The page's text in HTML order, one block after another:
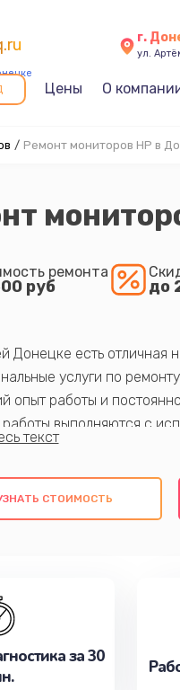
г.
ул.
Цены О
/ Ремонт мониторов HP в
ремонта
руб до
Донецке есть отличная
услуги по
опыт работы и
выполняются с
и передового
СТОИМОСТЬ
за 30